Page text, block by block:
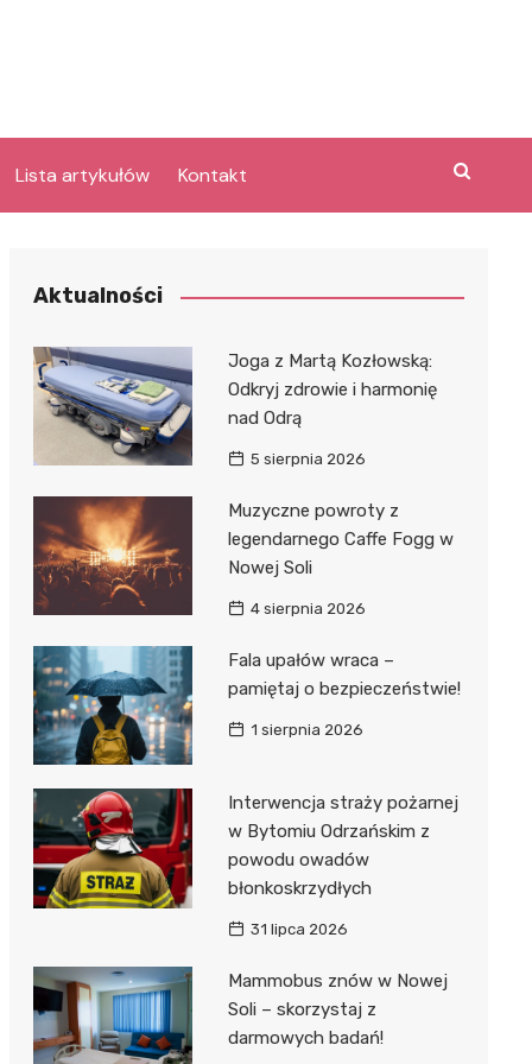
i
ulgi
Lista artykułów Kontakt
Aktualności
Joga z Martą Kozłowską:
Odkryj zdrowie i harmonię
nad Odrą
5 sierpnia 2026
Muzyczne powroty z
legendarnego Caffe Fogg w
Nowej Soli
4 sierpnia 2026
Fala upałów wraca –
pamiętaj o bezpieczeństwie!
1 sierpnia 2026
Interwencja straży pożarnej
w Bytomiu Odrzańskim z
powodu owadów
błonkoskrzydłych
31 lipca 2026
Mammobus znów w Nowej
Soli – skorzystaj z
darmowych badań!